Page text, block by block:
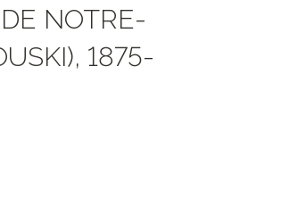
NOTRE-
1875-